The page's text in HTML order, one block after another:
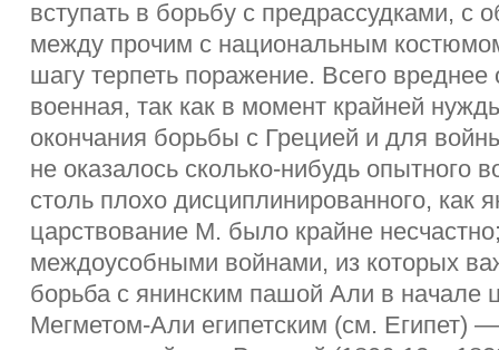
вступать в борьбу с предрассудками, с
между прочим с национальным
шагу терпеть поражение. Всего
военная, так как в момент крайней
окончания борьбы с Грецией и для
не оказалось сколько-нибудь опытного
столь плохо дисциплинированного,
царствование М. было крайне
междоусобными войнами, из которых
борьба с янинским пашой Али в начале
Мегметом-Али египетским (см. Египет)